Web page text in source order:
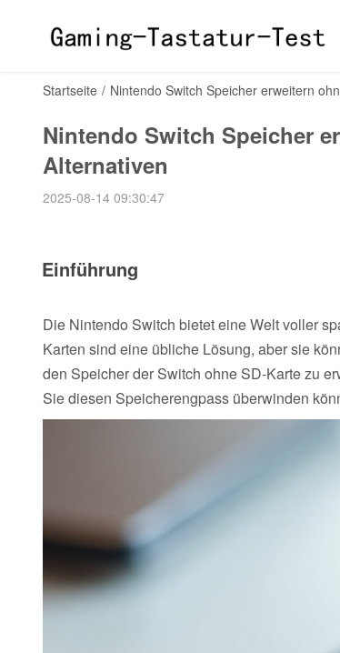
Startseite / Nintendo Switch Speicher erweitern
Nintendo Switch Speicher
Alternativen
2025-08-14 09:30:47
Einführung
Die Nintendo Switch bietet eine Welt voller
Karten sind eine übliche Lösung, aber sie
den Speicher der Switch ohne SD-Karte zu
Sie diesen Speicherengpass überwinden